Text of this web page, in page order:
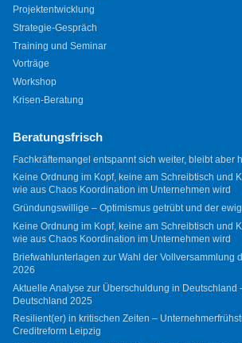
Projektentwicklung
Strategie-Gespräch
Training und Seminar
Vorträge
Workshop
Krisen-Beratung
Beratungsfrisch
Fachkräftemangel entspannt sich weiter, bleibt aber
Keine Ordnung im Kopf, keine am Schreibtisch und
wie aus Chaos Koordination im Unternehmen wird
Gründungswillige – Optimismus getrübt und der
Keine Ordnung im Kopf, keine am Schreibtisch und
wie aus Chaos Koordination im Unternehmen wird
Briefwahlunterlagen zur Wahl der Vollversammlung
2026
Aktuelle Analyse zur Überschuldung in Deutschland
Deutschland 2025
Resilient(er) in kritischen Zeiten –
Creditreform Leipzig